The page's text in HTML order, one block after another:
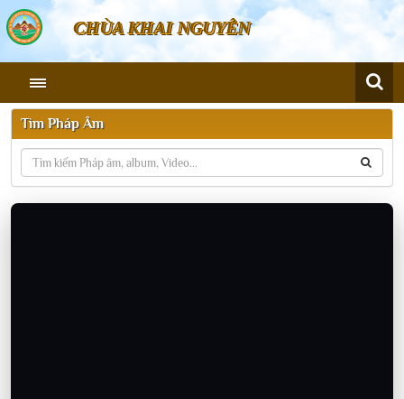
CHÙA KHAI NGUYÊN
Tìm Pháp Âm